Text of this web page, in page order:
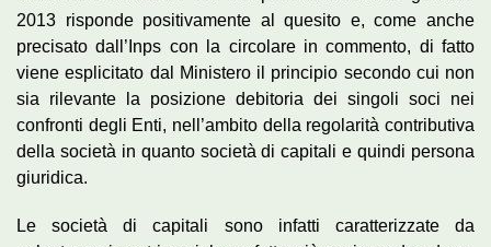
2013 risponde positivamente al quesito e, come anche
precisato dall’Inps con la circolare in commento, di fatto
viene esplicitato dal Ministero il principio secondo cui non
sia rilevante la posizione debitoria dei singoli soci nei
confronti degli Enti, nell’ambito della regolarità contributiva
della società in quanto società di capitali e quindi persona
giuridica.
Le società di capitali sono infatti caratterizzate da